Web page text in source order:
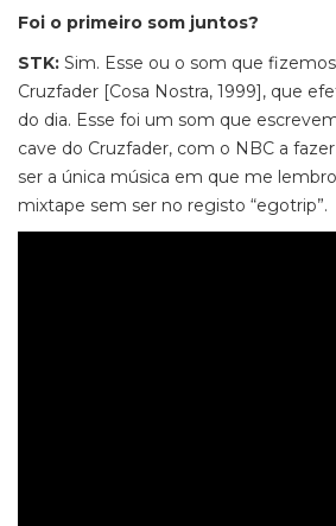
Foi o primeiro som juntos?
STK: Sim. Esse ou o som que
Cruzfader [Cosa Nostra, 1999], que
do dia. Esse foi um som que
cave do Cruzfader, com o NBC a
ser a única música em que me
mixtape sem ser no registo “egotrip”.